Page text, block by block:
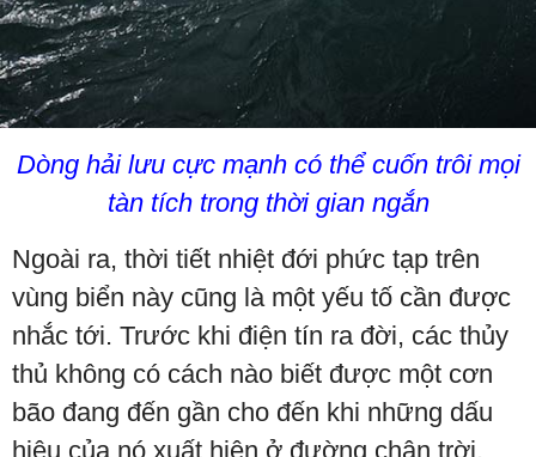
Dòng hải lưu cực mạnh có thể cuốn trôi mọi
tàn tích trong thời gian ngắn
Ngoài ra, thời tiết nhiệt đới phức tạp trên
vùng biển này cũng là một yếu tố cần được
nhắc tới. Trước khi điện tín ra đời, các thủy
thủ không có cách nào biết được một cơn
bão đang đến gần cho đến khi những dấu
hiệu của nó xuất hiện ở đường chân trời.